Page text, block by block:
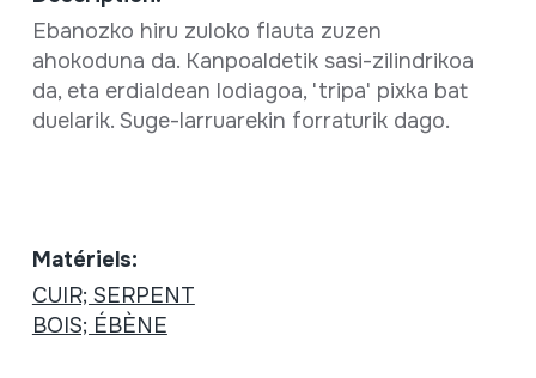
Ebanozko hiru zuloko flauta zuzen
ahokoduna da. Kanpoaldetik sasi-zilindrikoa
da, eta erdialdean lodiagoa, 'tripa' pixka bat
duelarik. Suge-larruarekin forraturik dago.
Matériels:
CUIR; SERPENT
BOIS; ÉBÈNE